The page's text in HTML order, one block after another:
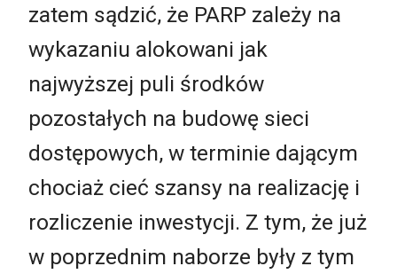
zatem sądzić, że PARP zależy na
wykazaniu alokowani jak
najwyższej puli środków
pozostałych na budowę sieci
dostępowych, w terminie dającym
chociaż cieć szansy na realizację i
rozliczenie inwestycji. Z tym, że już
w poprzednim naborze były z tym